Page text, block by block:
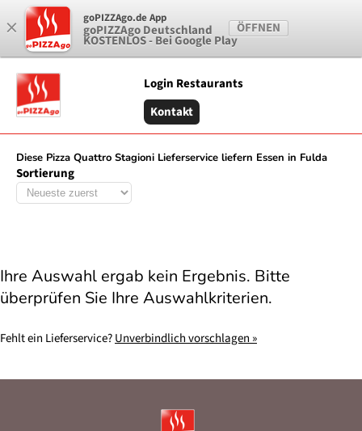
× goPIZZAgo.de App
goPIZZAgo Deutschland
KOSTENLOS - Bei Google Play
ÖFFNEN
Login Restaurants
Kontakt
0 Artikel vorhanden
Diese Pizza Quattro Stagioni Lieferservice liefern Essen in Fulda
Sortierung
Ihre Auswahl ergab kein Ergebnis. Bitte
überprüfen Sie Ihre Auswahlkriterien.
Fehlt ein Lieferservice?Unverbindlich vorschlagen »